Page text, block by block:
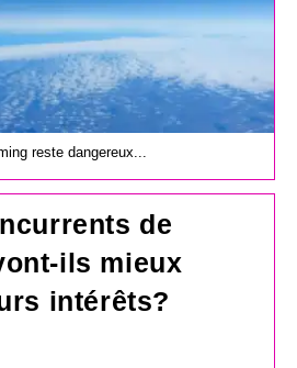
reste dangereux...
de
ils mieux
intérêts?